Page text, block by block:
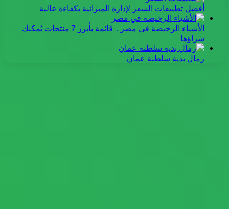
أفضل تطبيقات السفر لإدارة الميزانية بكفاءة عالية
الأشياء الرخيصة في مصر .. قائمة بأبرز 7 منتجات يُمكنك
شراؤها
رمال بدية سلطنة عمان